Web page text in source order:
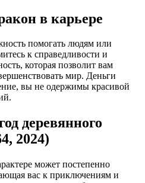
в карьере
помогать людям или
к справедливости и
которая позволит вам
мир. Деньги
вы не одержимы красивой
деревянного
2024)
может постепенно
вас к приключениям и